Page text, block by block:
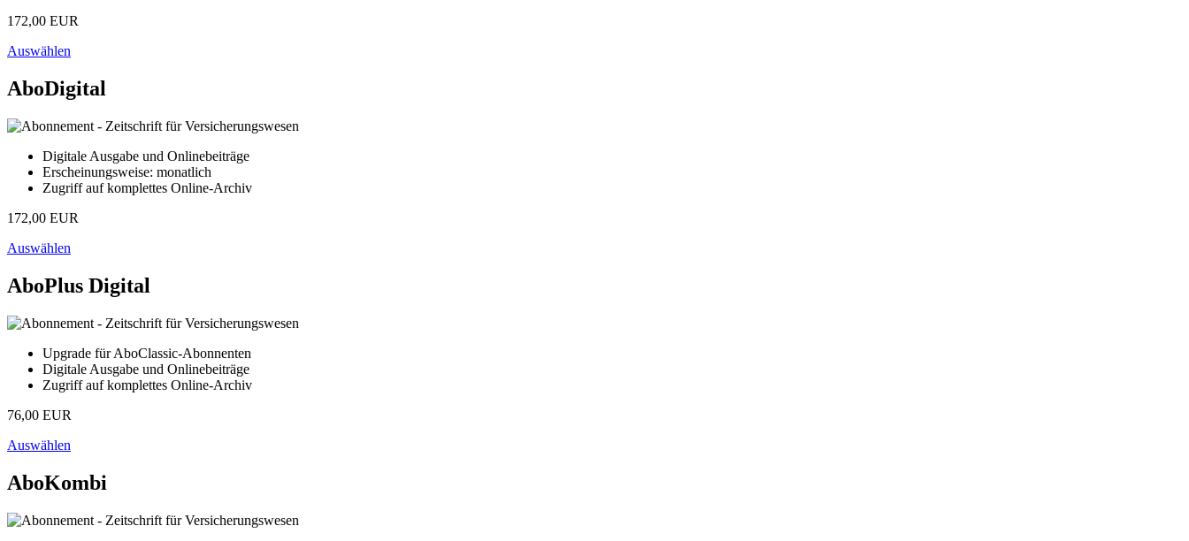
172,00 EUR
Auswählen
AboDigital
Digitale Ausgabe und Onlinebeiträge
Erscheinungsweise: monatlich
Zugriff auf komplettes Online-Archiv
172,00 EUR
Auswählen
AboPlus Digital
Upgrade für AboClassic-Abonnenten
Digitale Ausgabe und Onlinebeiträge
Zugriff auf komplettes Online-Archiv
76,00 EUR
Auswählen
AboKombi